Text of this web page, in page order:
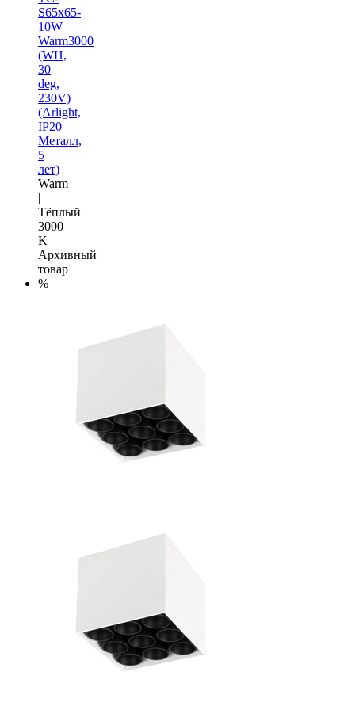
S65x65-
10W
Warm3000
(WH,
30
deg,
230V)
(Arlight,
IP20
Металл,
5
лет)
Warm
|
Тёплый
3000
K
Архивный
товар
%